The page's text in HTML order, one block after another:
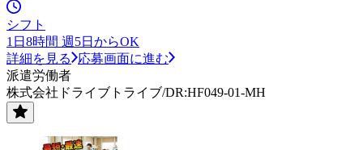
シフト
1日8時間 週5日からOK
詳細を見る
応募画面に進む
派遣労働者
株式会社ドライブトライブ/DR:HF049-01-MH